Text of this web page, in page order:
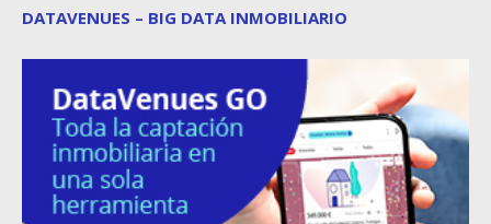
DATAVENUES – BIG DATA INMOBILIARIO